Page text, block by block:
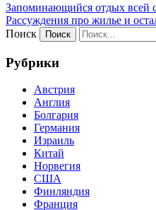
Запоминающийся отдых всей
Рассуждения про жилье и
Поиск
Рубрики
Австрия
Англия
Болгария
Германия
Израиль
Китай
Норвегия
США
Финляндия
Франция